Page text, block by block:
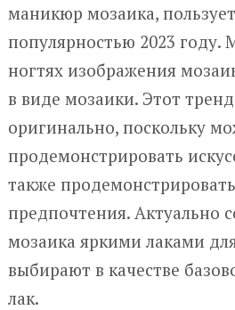
маникюр мозаика,
популярностью 2023 году.
ногтях изображения
в виде мозаики. Этот
оригинально, поскольку
продемонстрировать
также
предпочтения. Актуально
мозаика яркими лаками
выбирают в качестве
лак.